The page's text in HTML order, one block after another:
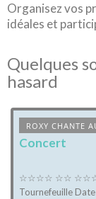
Organisez vos
idéales et
Quelques
hasard
ROXY CHANTE
Concert
☆☆☆☆ ☆☆
Tournefeuille